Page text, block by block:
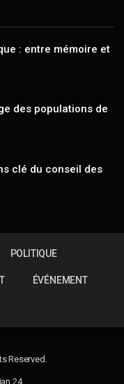
: entre mémoire et
des populations de
clé du conseil des
POLITIQUE
ÉVÉNEMENT
Reserved.
24